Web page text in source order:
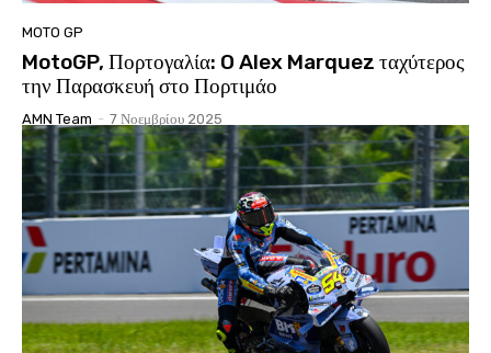
MOTO GP
MotoGP, Πορτογαλία: O Alex Marquez ταχύτερος
την Παρασκευή στο Πορτιμάο
AMN Team - 7 Νοεμβρίου 2025